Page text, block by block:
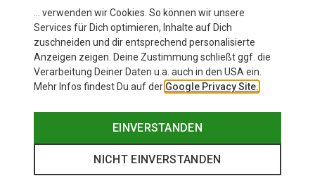
Source
Kinder Futurez Sandale
45,46 €
… verwenden wir Cookies. So können wir unsere
Services für Dich optimieren, Inhalte auf Dich
zuschneiden und dir entsprechend personalisierte
Anzeigen zeigen. Deine Zustimmung schließt ggf. die
Verarbeitung Deiner Daten u.a. auch in den USA ein.
Mehr Infos findest Du auf der Google Privacy Site.
EINVERSTANDEN
NICHT EINVERSTANDEN